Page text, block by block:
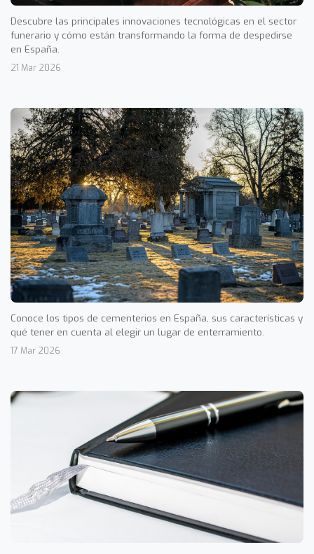
Descubre las principales innovaciones tecnológicas en el sector
funerario y cómo están transformando la forma de despedirse
en España.
21 Mar 2026
Conoce los tipos de cementerios en España, sus características y
qué tener en cuenta al elegir un lugar de enterramiento.
17 Mar 2026